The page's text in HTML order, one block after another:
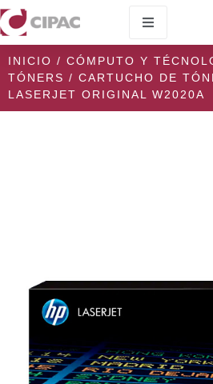
INICIO / CÓMPUTO Y
TÓNERS / CARTUCHO DE
LASERJET ORIGINAL W2020A